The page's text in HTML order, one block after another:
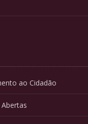
ao Cidadão